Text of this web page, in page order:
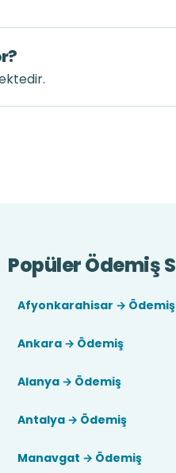
Popüler Ödemiş
Afyonkarahisar → Ödemiş
Ankara → Ödemiş
Alanya → Ödemiş
Antalya → Ödemiş
Manavgat → Ödemiş